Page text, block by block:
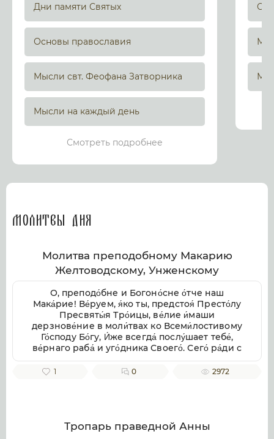
Дни памяти Святых
Основы православия
Мысли свт. Феофана Затворника
Мысли на каждый день
Смотреть подробнее
Молитвы дня
Молитва преподобному Макарию
Желтоводскому, Унженскому
О, преподо́бне и Богоно́сне о́тче наш
Мака́рие! Ве́руем, я́ко ты, предстоя́ Престо́лу
Пресвяты́я Тро́ицы, ве́лие и́маши
дерзнове́ние в моли́твах ко Всеми́лостивому
Го́споду Бо́гу, И́же всегда́ послу́шает тебе́,
ве́рнаго раба́ и уго́дника Своего́. Сего́ ра́ди с
умиле́нием смире́нно припа́даем к тебе́,
свя́тче Бо́жий, не премолчи́ о нас моли́тися ко
исправле́ние зло́му и окая́нному на́шему
1 0 2972
Тропарь праведной Анны